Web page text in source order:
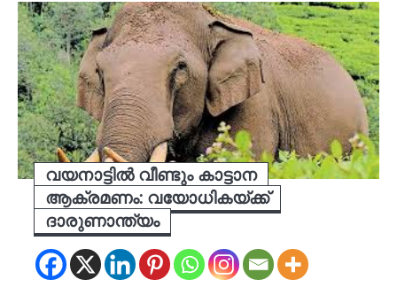
വയനാട്ടിൽ വീണ്ടും കാട്ടാന
ആക്രമണം: വയോധികയ്ക്ക്
ദാരുണാന്ത്യം